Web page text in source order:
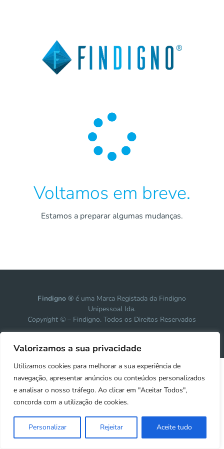
Valorizamos a sua privacidade
Utilizamos cookies para melhorar a sua experiência de
navegação, apresentar anúncios ou conteúdos personalizados
e analisar o nosso tráfego. Ao clicar em "Aceitar Todos",
concorda com a utilização de cookies.
Personalizar Rejeitar Aceite tudo

Voltamos em breve.
Estamos a preparar algumas mudanças.
Findigno ® é uma Marca Registada da Findigno
Unipessoal lda.
Copyright © – Findigno. Todos os Direitos Reservados